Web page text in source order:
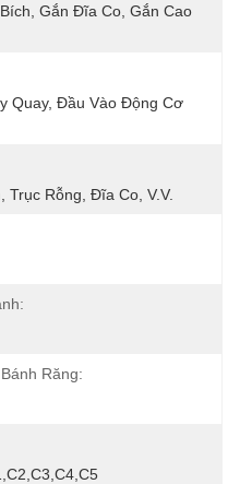
Gắn Đĩa Co, Gắn Cao
Quay, Đầu Vào Động Cơ
Trục Rỗng, Đĩa Co, V.v.
Răng: